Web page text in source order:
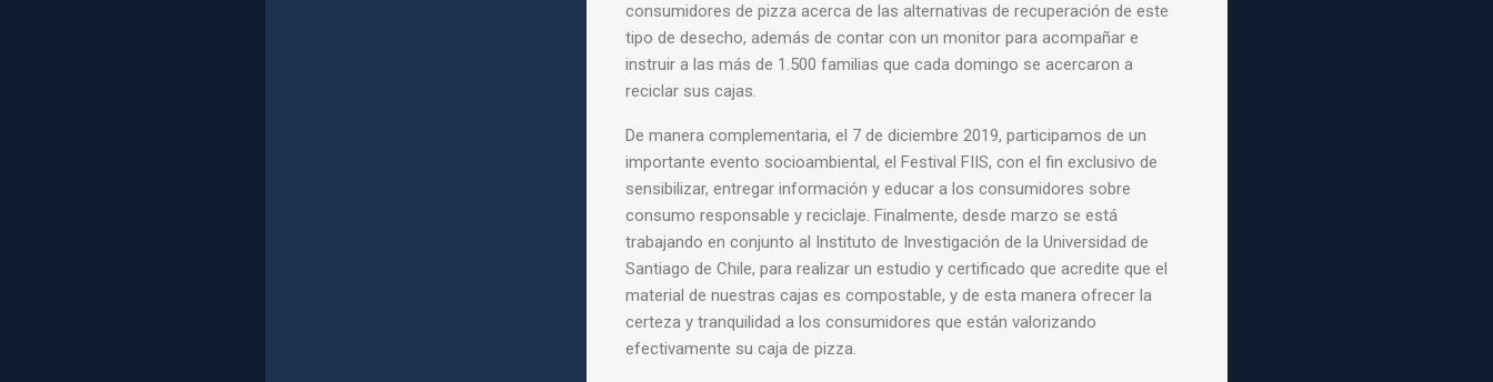
consumidores de pizza acerca de las alternativas de recuperación de este
tipo de desecho, además de contar con un monitor para acompañar e
instruir a las más de 1.500 familias que cada domingo se acercaron a
reciclar sus cajas.
De manera complementaria, el 7 de diciembre 2019, participamos de un
importante evento socioambiental, el Festival FIIS, con el fin exclusivo de
sensibilizar, entregar información y educar a los consumidores sobre
consumo responsable y reciclaje. Finalmente, desde marzo se está
trabajando en conjunto al Instituto de Investigación de la Universidad de
Santiago de Chile, para realizar un estudio y certificado que acredite que el
material de nuestras cajas es compostable, y de esta manera ofrecer la
certeza y tranquilidad a los consumidores que están valorizando
efectivamente su caja de pizza.